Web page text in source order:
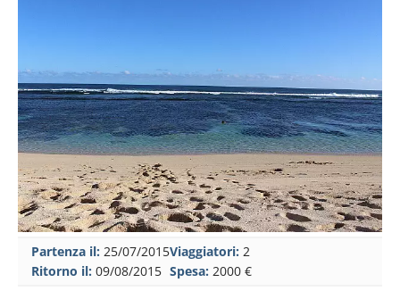
Partenza il: 25/07/2015
Ritorno il: 09/08/2015
Viaggiatori: 2
Spesa: 2000 €